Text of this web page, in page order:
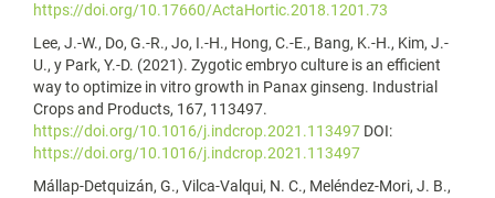
https://doi.org/10.17660/ActaHortic.2018.1201.73
Lee, J.-W., Do, G.-R., Jo, I.-H., Hong, C.-E., Bang, K.-H., Kim, J.-
U., y Park, Y.-D. (2021). Zygotic embryo culture is an efficient
way to optimize in vitro growth in Panax ginseng. Industrial
Crops and Products, 167, 113497.
https://doi.org/10.1016/j.indcrop.2021.113497 DOI:
https://doi.org/10.1016/j.indcrop.2021.113497
Mállap-Detquizán, G., Vilca-Valqui, N. C., Meléndez-Mori, J. B.,